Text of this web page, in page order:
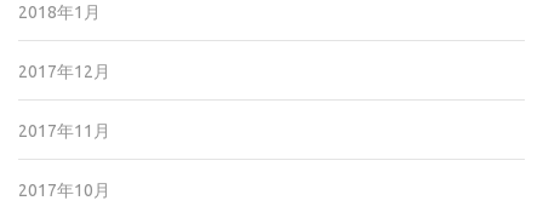
2018年1月
2017年12月
2017年11月
2017年10月